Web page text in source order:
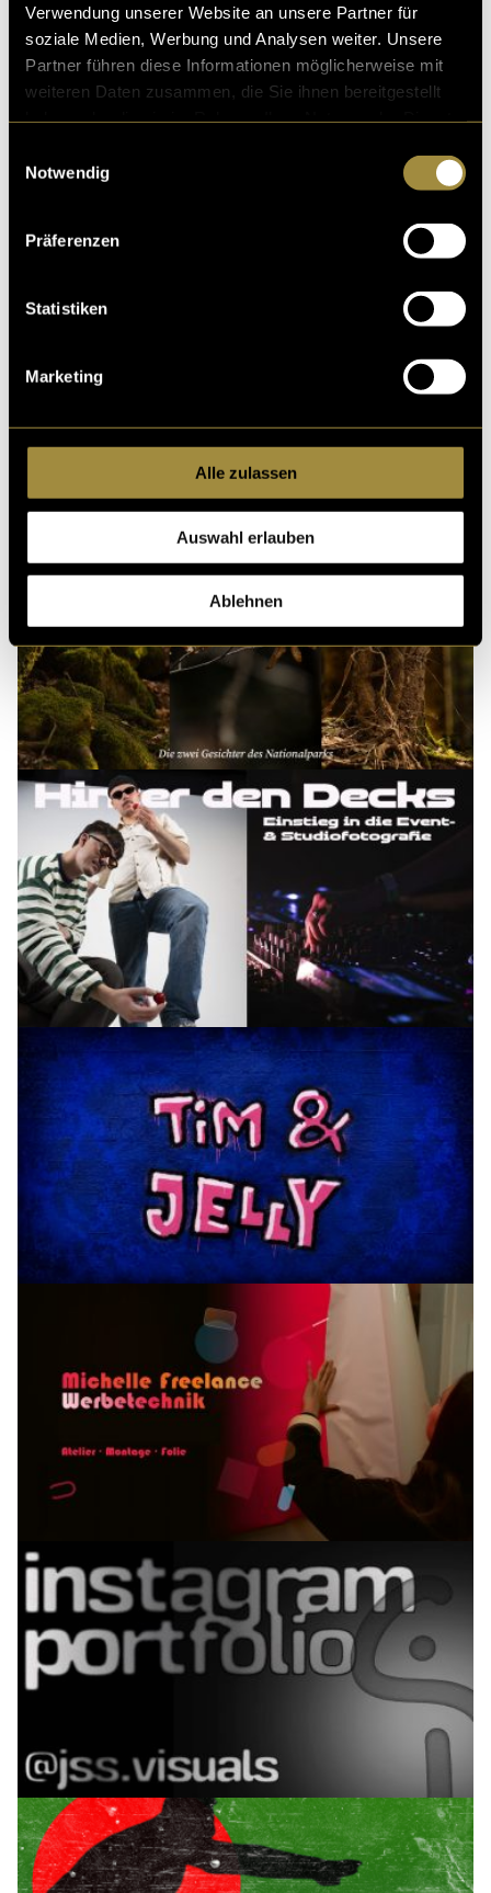
Verwendung unserer Website an unsere Partner für
soziale Medien, Werbung und Analysen weiter. Unsere
Partner führen diese Informationen möglicherweise mit
weiteren Daten zusammen, die Sie ihnen bereitgestellt
Notwendig
Präferenzen
Statistiken
Marketing
Alle zulassen
Auswahl erlauben
Ablehnen